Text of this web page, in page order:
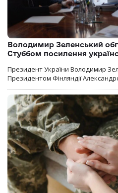
Володимир Зеленський
Стуббом посилення
Президент України Володимир
Президентом Фінляндії